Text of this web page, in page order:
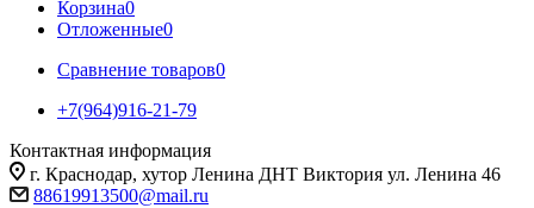
Корзина0
Отложенные0
Сравнение товаров0
+7(964)916-21-79
Контактная информация
г. Краснодар, хутор Ленина ДНТ Виктория ул. Ленина 46
88619913500@mail.ru